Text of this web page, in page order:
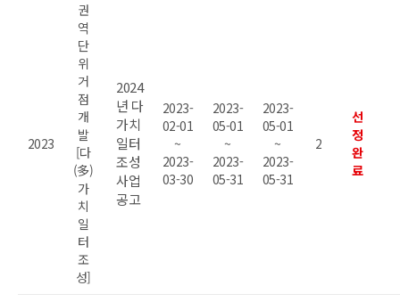
2023
권
역
단
위
거
점
개
발
[다
(多)
가
치
일
터
조
성]
2024
년 다
가치
일터
조성
사업
공고
2023-
02-01
~
2023-
03-30
2023-
05-01
~
2023-
05-31
2023-
05-01
~
2023-
05-31
2
선
정
완
료